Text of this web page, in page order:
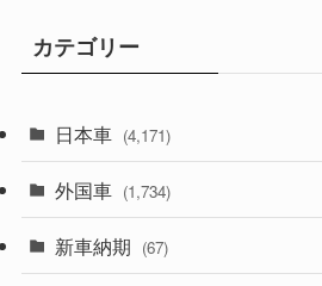
カテゴリー
日本車 (4,171)
(1,321)
(329)
外国車 (1,734)
新車納期 (67)